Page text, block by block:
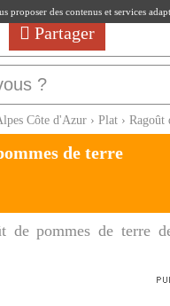
Partager
Côte d'Azur › Plat › Ragoût
de terre
de pommes de terre
des contenus et services